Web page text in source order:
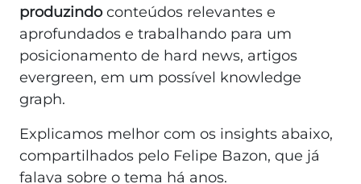
produzindoconteúdos relevantes e
aprofundados e trabalhando para um
posicionamento de hard news, artigos
evergreen, em um possível knowledge
graph.
Explicamos melhor com os insights abaixo,
compartilhados pelo Felipe Bazon, que já
falava sobre o tema há anos.